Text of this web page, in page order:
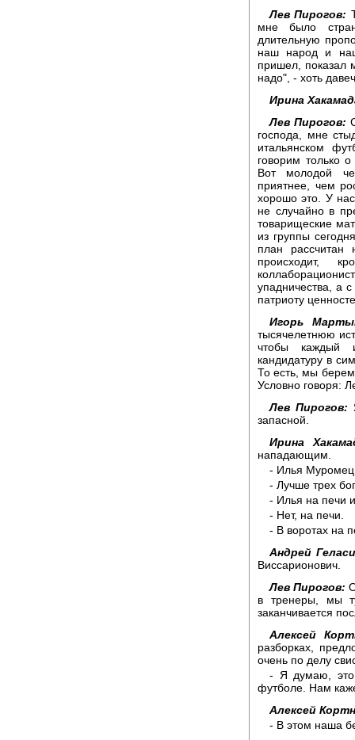
Лев Пирогов:
мне было
длительную
наш народ и
пришел, показал
надо", - хоть
Ирина
Лев Пирогов:
господа, мне
итальянском
говорим только
Вот молодой
приятнее, чем
хорошо это. У
не случайно в
товарищеские
из группы
план
происходит,
упадничества, а
патриоту
Игорь
тысячелетнюю
чтобы каждый
кандидатуру в
То есть, мы
Условно говоря:
Лев Пирогов:
запасной.
Ирина
нападающим.
- Илья Муромец
- Лучше трех
- Илья на печи
- Нет, на печи.
- В воротах на
Андрей
Виссарионович.
Лев Пирогов:
в тренеры, мы
заканчивается
Алексей
разборках,
очень по делу
- Я думаю, это
футболе. Нам
Алексей
- В этом наша